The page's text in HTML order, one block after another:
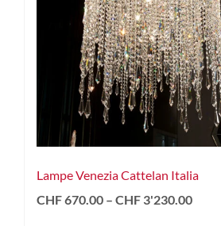
Lampe Venezia Cattelan Italia
CHF670.00 – CHF 3'230.00